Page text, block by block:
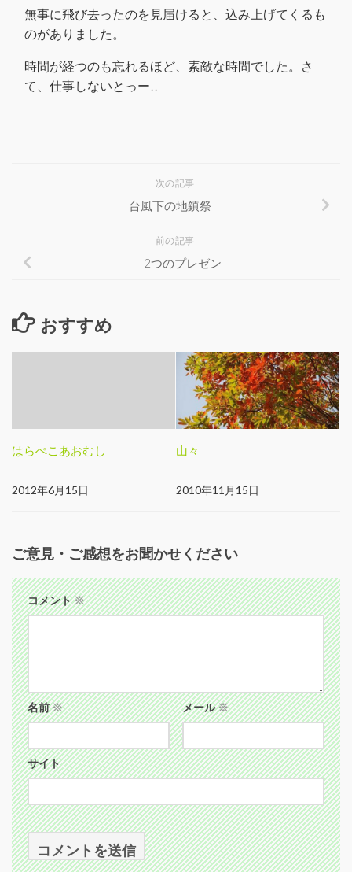
無事に飛び去ったのを見届けると、込み上げてくるも
のがありました。
時間が経つのも忘れるほど、素敵な時間でした。さ
て、仕事しないとっー!!
次の記事
台風下の地鎮祭
前の記事
2つのプレゼン
おすすめ
はらぺこあおむし
2012年6月15日
山々
2010年11月15日
ご意見・ご感想をお聞かせください
コメント※
名前※ メール※
サイト